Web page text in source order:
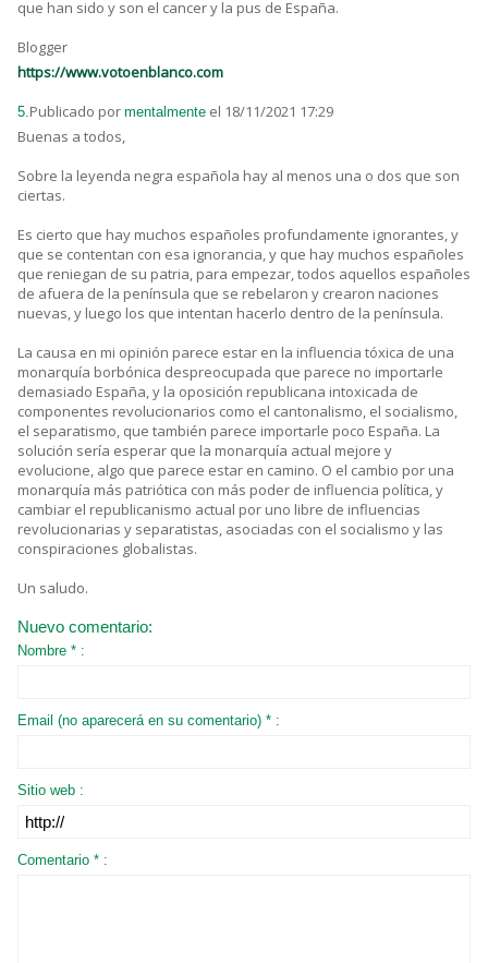
que han sido y son el cancer y la pus de España.
Blogger
https://www.votoenblanco.com
5.Publicado por mentalmente el 18/11/2021 17:29
Buenas a todos,
Sobre la leyenda negra española hay al menos una o dos que son
ciertas.
Es cierto que hay muchos españoles profundamente ignorantes, y
que se contentan con esa ignorancia, y que hay muchos españoles
que reniegan de su patria, para empezar, todos aquellos españoles
de afuera de la península que se rebelaron y crearon naciones
nuevas, y luego los que intentan hacerlo dentro de la península.
La causa en mi opinión parece estar en la influencia tóxica de una
monarquía borbónica despreocupada que parece no importarle
demasiado España, y la oposición republicana intoxicada de
componentes revolucionarios como el cantonalismo, el socialismo,
el separatismo, que también parece importarle poco España. La
solución sería esperar que la monarquía actual mejore y
evolucione, algo que parece estar en camino. O el cambio por una
monarquía más patriótica con más poder de influencia política, y
cambiar el republicanismo actual por uno libre de influencias
revolucionarias y separatistas, asociadas con el socialismo y las
conspiraciones globalistas.
Un saludo.
Nuevo comentario:
Nombre * :
Email (no aparecerá en su comentario) * :
Sitio web :
Comentario * :